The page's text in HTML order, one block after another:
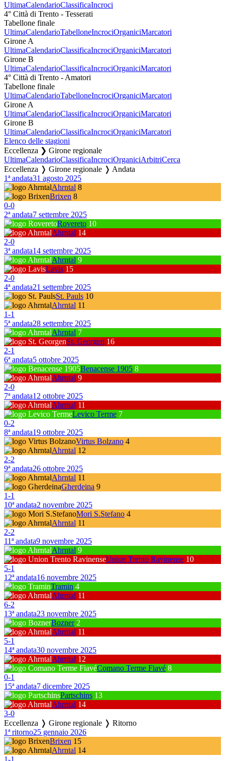
UltimaCalendarioClassificaIncroci
4° Città di Trento - Tesserati
Tabellone finale
UltimaCalendarioTabelloneIncrociOrganiciMarcatori
Girone A
UltimaCalendarioClassificaIncrociOrganiciMarcatori
Girone B
UltimaCalendarioClassificaIncrociOrganiciMarcatori
4° Città di Trento - Amatori
Tabellone finale
UltimaCalendarioTabelloneIncrociOrganiciMarcatori
Girone A
UltimaCalendarioClassificaIncrociOrganiciMarcatori
Girone B
UltimaCalendarioClassificaIncrociOrganiciMarcatori
Elenco delle stagioni
Eccellenza ❯ Girone regionale
UltimaCalendarioClassificaIncrociOrganiciArbitriCerca
Eccellenza ❭ Girone regionale ❭ Andata
1ª andata31 agosto 2025
Ahrntal 8
Brixen 8
0-0
2ª andata7 settembre 2025
Rovereto 10
Ahrntal 14
2-0
3ª andata14 settembre 2025
Ahrntal 9
Lavis 15
2-0
4ª andata21 settembre 2025
St. Pauls 10
Ahrntal 11
1-1
5ª andata28 settembre 2025
Ahrntal 7
St. Georgen 16
2-1
6ª andata5 ottobre 2025
Benacense 1905 8
Ahrntal 9
2-0
7ª andata12 ottobre 2025
Ahrntal 11
Levico Terme 7
0-2
8ª andata19 ottobre 2025
Virtus Bolzano 4
Ahrntal 12
2-2
9ª andata26 ottobre 2025
Ahrntal 11
Gherdeina 9
1-1
10ª andata2 novembre 2025
Mori S.Stefano 4
Ahrntal 11
2-2
11ª andata9 novembre 2025
Ahrntal 9
Union Trento Ravinense 10
5-1
12ª andata16 novembre 2025
Tramin 4
Ahrntal 11
6-2
13ª andata23 novembre 2025
Bozner 2
Ahrntal 11
5-1
14ª andata30 novembre 2025
Ahrntal 12
Comano Terme Fiavé 8
0-1
15ª andata7 dicembre 2025
Partschins 13
Ahrntal 14
3-0
Eccellenza ❭ Girone regionale ❭ Ritorno
1ª ritorno25 gennaio 2026
Brixen 15
Ahrntal 14
1-1